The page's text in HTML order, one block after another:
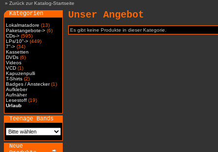
» Zurück zur Katalog-Startseite
Kategorien
Lokalmatadore (13)
Paketangebote-> (6)
CDs-> (595)
LPs/10"-> (449)
7"-> (34)
Kassetten
DVDs (6)
Videos
VCD (1)
Kapuzenpulli
T-Shirts (2)
Badges / Anstecker(1)
Aufkleber
Aufnäher
Lesestoff (19)
Urlaub
Teenage Bands
Neue
Unser Angebot
Es gibt keine Produkte in dieser Kategorie.